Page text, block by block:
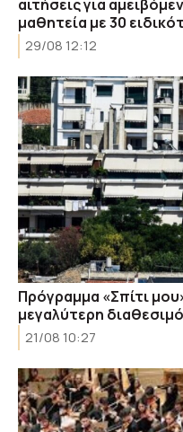
αιτήσεις για
μαθητεία με 30
29/08 12:12
Πρόγραμμα «Σπίτι
μεγαλύτερη
21/08 10:27